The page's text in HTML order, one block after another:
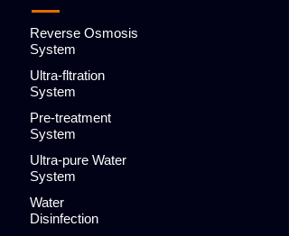
Reverse Osmosis
System
Ultra-fltration
System
Pre-treatment
System
Ultra-pure Water
System
Water
Disinfection